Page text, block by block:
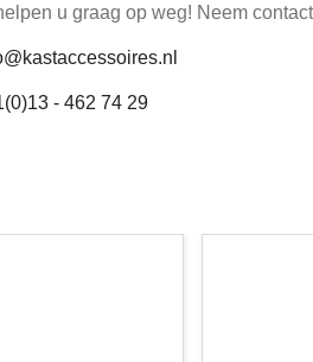
u graag op weg! Neem
- 462 74 29